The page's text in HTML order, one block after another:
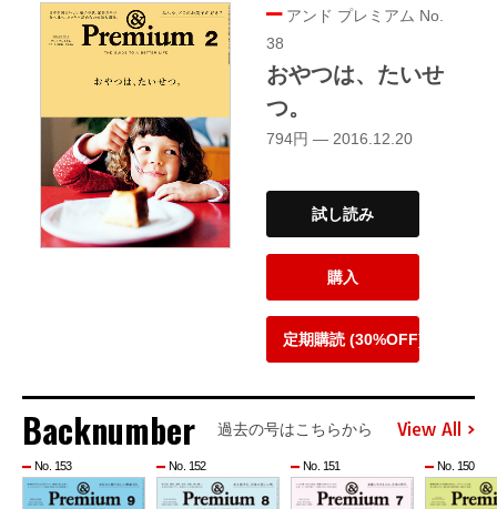
アンド プレミアム No.
38
おやつは、たいせ
つ。
794円 — 2016.12.20
試し読み
購入
定期購読 (30%OFF)
Backnumber 過去の号はこちらから View All
No. 153 No. 152 No. 151 No. 150